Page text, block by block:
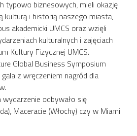
typowo biznesowych, mieli okazję
kulturą i historią naszego miasta,
akademicki UMCS oraz wzięli
kulturalnych i zajęciach
Kultury Fizycznej UMCS.
Global Business Symposium
z wręczeniem nagród dla
odbywało się
Maceracie (Włochy) czy w Miami